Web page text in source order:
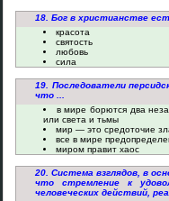
18. Бог в христианстве
красота
святость
любовь
сила
19. Последователи
что ...
в мире борются два
или света и тьмы
мир — это средоточие
все в мире
миром правит хаос
20. Система взглядов, в
что стремление к
человеческих действий,